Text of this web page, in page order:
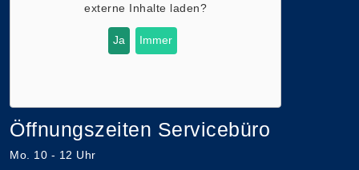
externe Inhalte laden?
Ja Immer
Öffnungszeiten Servicebüro
Mo. 10 - 12 Uhr